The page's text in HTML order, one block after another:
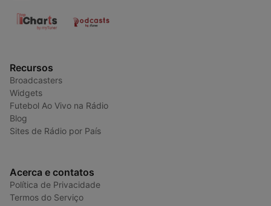
Recursos
Broadcasters
Widgets
Futebol Ao Vivo na Rádio
Blog
Sites de Rádio por País
Acerca e contatos
Política de Privacidade
Termos do Serviço